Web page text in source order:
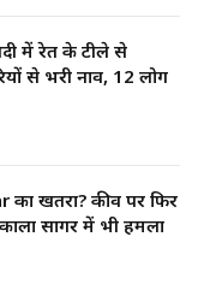
में रेत के टीले से
से भरी नाव, 12 लोग
का खतरा? कीव पर फिर
सागर में भी हमला